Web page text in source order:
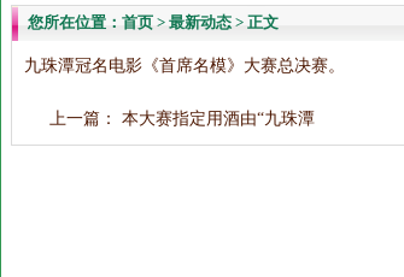
您所在位置： 首页 > 最新动态 > 正文
九珠潭冠名电影《首席名模》大赛总决赛。
上一篇： 本大赛指定用酒由“九珠潭